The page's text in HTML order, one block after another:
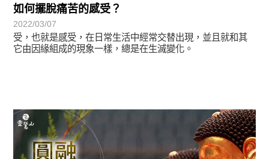
如何擺脫痛苦的感受？
2022/03/07
受，也就是感受，在日常生活中經常交替出現，並且就和其
它由因緣組成的現象一樣，總是在生滅變化。
圓滿覺-華嚴期